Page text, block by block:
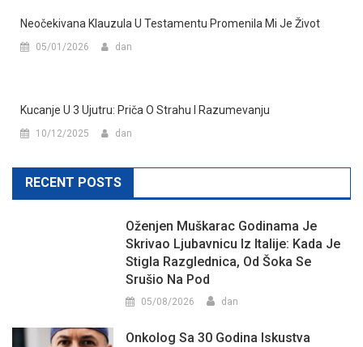
Neočekivana Klauzula U Testamentu Promenila Mi Je Život
05/01/2026 dan
Kucanje U 3 Ujutru: Priča O Strahu I Razumevanju
10/12/2025 dan
RECENT POSTS
Oženjen Muškarac Godinama Je
Skrivao Ljubavnicu Iz Italije: Kada Je
Stigla Razglednica, Od Šoka Se
Srušio Na Pod
05/08/2026 dan
Onkolog Sa 30 Godina Iskustva